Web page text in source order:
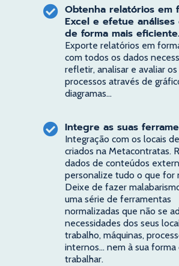
Obtenha relatórios em
Excel e efetue
de forma mais eficiente.
Exporte relatórios em
com todos os dados
refletir, analisar e avaliar os
processos através de
diagramas...
Integre as suas
Integração com os locais
criados na Metacontratas.
dados de conteúdos
personalize tudo o que for
Deixe de fazer
uma série de ferramentas
normalizadas que não se
necessidades dos seus
trabalho, máquinas,
internos... nem à sua forma
trabalhar.